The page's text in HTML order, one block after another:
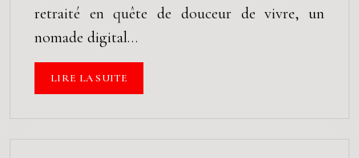
retraité en quête de douceur de vivre, un
nomade digital…
LIRE LA SUITE